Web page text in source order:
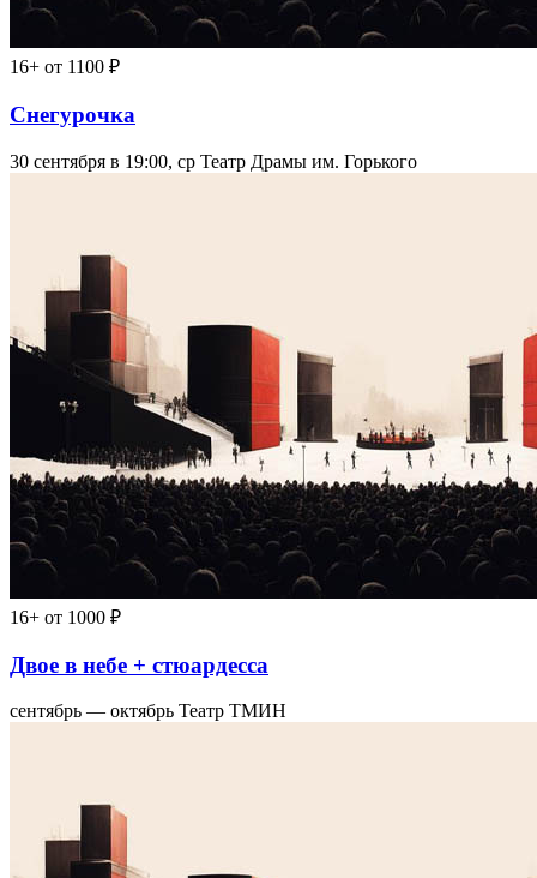
16+ от 1100 ₽
Снегурочка
30 сентября в 19:00, ср Театр Драмы им. Горького
16+ от 1000 ₽
Двое в небе + стюардесса
сентябрь — октябрь Театр ТМИН